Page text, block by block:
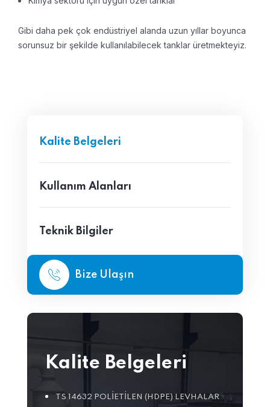
Gibi daha pek çok endüstriyel alanda uzun yıllar boyunca
sorunsuz bir şekilde kullanılabilecek tanklar üretmekteyiz.
Kalite Belgeleri
Kullanım Alanları
Teknik Bilgiler
Bize Ulaşın
Kalite Belgeleri
TS 14632 POLIETILEN (HDPE) LEVHALAR